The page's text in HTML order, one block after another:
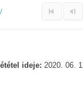
ideje: 2020. 06.